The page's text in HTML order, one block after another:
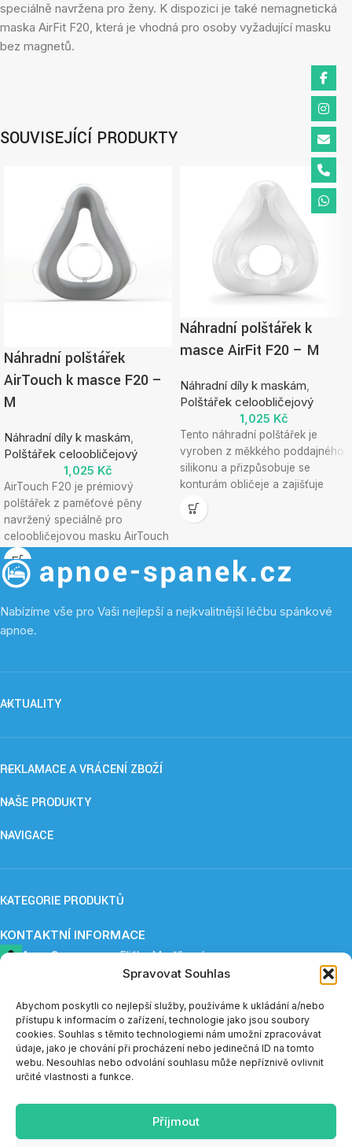
Spravovat Souhlas
Abychom poskytli co nejlepší služby, používáme k ukládání a/nebo
přístupu k informacím o zařízení, technologie jako jsou soubory
cookies. Souhlas s těmito technologiemi nám umožní zpracovávat
údaje, jako je chování při procházení nebo jedinečná ID na tomto
webu. Nesouhlas nebo odvolání souhlasu může nepříznivě ovlivnit
určité vlastnosti a funkce.
Příjmout
speciálně navržena pro ženy. K dispozici je také nemagnetická
maska AirFit F20, která je vhodná pro osoby vyžadující masku
bez magnetů.
SOUVISEJÍCÍ PRODUKTY
Náhradní polštářek
AirTouch k masce F20 –
M
Náhradní díly k maskám,
Polštářek celoobličejový
1,025 Kč
AirTouch F20 je prémiový
polštářek z paměťové pěny
navržený speciálně pro
celoobličejovou masku AirTouch
F20. Nabízí výjimečné pohodlí a
přizpůsobený tvar, který se
přizpůsobí konturám vašeho
snížení úniků vzduchu. Jeho
měkký, prodyšný materiál
pokožky, takže je ideální pro
používání. Výrobce doporučuje
Náhradní polštářek k
masce AirFit F20 – M
Náhradní díly k maskám,
Polštářek celoobličejový
1,025 Kč
Tento náhradní polštářek je
vyroben z měkkého poddajného
silikonu a přizpůsobuje se
konturám obličeje a zajišťuje
pohodlné, vzduchotěsné
utěsnění, které minimalizuje úniky
Nabízíme vše pro Vaši nejlepší a nejkvalitnější léčbu spánkové
apnoe.
AKTUALITY
REKLAMACE A VRÁCENÍ ZBOŽÍ
NAŠE PRODUKTY
NAVIGACE
KATEGORIE PRODUKTŮ
KONTAKTNÍ INFORMACE
ApnoCare s. r. o.,Eliška Maršíková
Provozovna: Záboří 84, 277 41 Kly
eshop@apnoe-spanek.cz
IČO: 23362812
DIČ: CZ23362812
Telefonická podpora e-shopu je v měsíci červenci a sprnu
dostupná vždy do 14:00.